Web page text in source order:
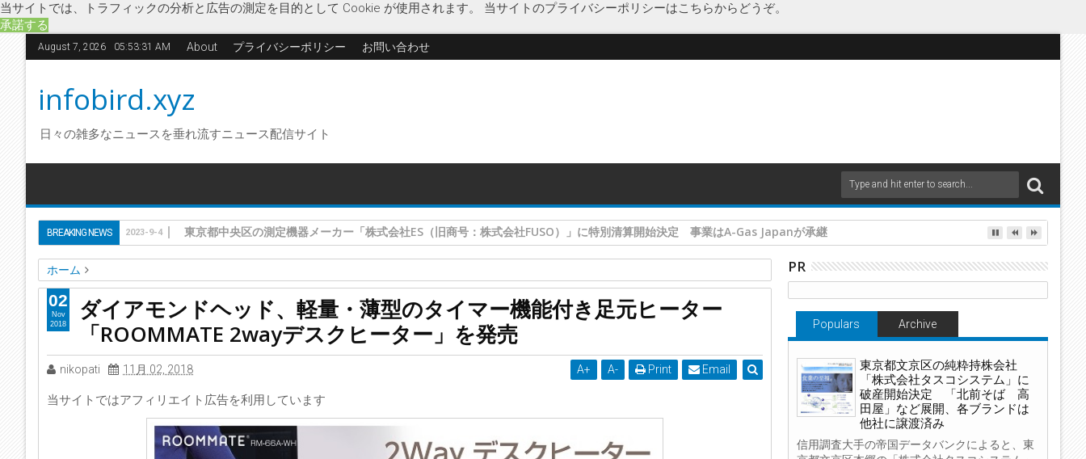
当サイトでは、トラフィックの分析と広告の測定を目的として Cookie が使用されます。 当サイトのプライバシーポリシーはこちらからどうぞ。
承諾する
August 7, 2026 05:53:32 AM About プライバシーポリシー お問い合わせ
infobird.xyz
日々の雑多なニュースを垂れ流すニュース配信サイト
BREAKING NEWS 東京都新宿区の投資ファンド組成・運用「株式会社ワイアールキャピタル」に特別清算開始決定
2023-9-4
ホーム
2wayデスクヒーター
3時間自動OFFタイマー ROOMMATE ダイアモンドヘッド マグネット搭載 経済
新製品
ダイアモンドヘッド、軽量・薄型のタイマー機能付き足元ヒーター「ROOMMATE 2wayデスクヒーター」を発売
ダイアモンドヘッド、軽量・薄型のタイマー機能付き足元ヒーター
「ROOMMATE 2wayデスクヒーター」を発売
nikopati 11月 02, 2018 A+ A- Print Email
当サイトではアフィリエイト広告を利用しています
02
Nov
2018
PR
Populars Archive
東京都文京区の純粋持株会社
「株式会社タスコシステム」に
破産開始決定 「北前そば 高
田屋」など展開、各ブランドは
他社に譲渡済み
信用調査大手の帝国データバンクによると、東